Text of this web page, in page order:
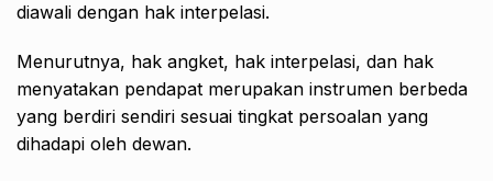
diawali dengan hak interpelasi.
Menurutnya, hak angket, hak interpelasi, dan hak
menyatakan pendapat merupakan instrumen berbeda
yang berdiri sendiri sesuai tingkat persoalan yang
dihadapi oleh dewan.